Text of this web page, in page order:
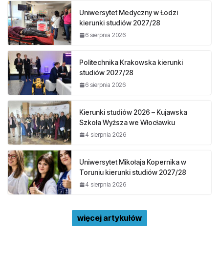
Uniwersytet Medyczny w Łodzi
kierunki studiów 2027/28
6 sierpnia 2026
Politechnika Krakowska kierunki
studiów 2027/28
6 sierpnia 2026
Kierunki studiów 2026 – Kujawska
Szkoła Wyższa we Włocławku
4 sierpnia 2026
Uniwersytet Mikołaja Kopernika w
Toruniu kierunki studiów 2027/28
4 sierpnia 2026
więcej artykułów